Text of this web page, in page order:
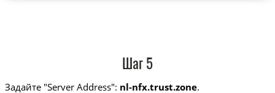
Шаг 5
Задайте "Server Address": nl-nfx.trust.zone.